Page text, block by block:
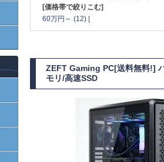
[価格帯で絞りこむ]
60万円～ (12) |
ZEFT Gaming PC[送料無料!]
モリ/高速SSD